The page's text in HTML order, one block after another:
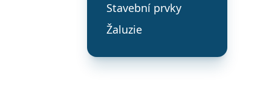
Stavební prvky
Žaluzie